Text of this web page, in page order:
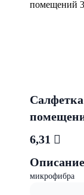
6,31 
Описание
микрофибра